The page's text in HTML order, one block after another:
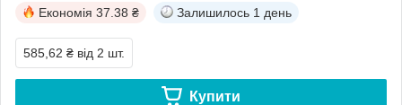
Економія 37.38 ₴ Залишилось 1 день
585,62 ₴ від 2 шт.
Купити